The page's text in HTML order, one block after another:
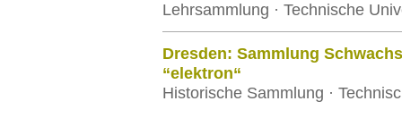
Lehrsammlung · Technische
Dresden: Sammlung
“elektron“
Historische Sammlung ·